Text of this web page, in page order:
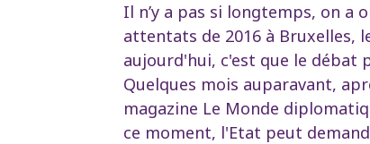
Il n’y a pas si longtemps, on a
attentats de 2016 à Bruxelles,
aujourd'hui, c'est que le débat
Quelques mois auparavant,
magazine Le Monde
ce moment, l'Etat peut